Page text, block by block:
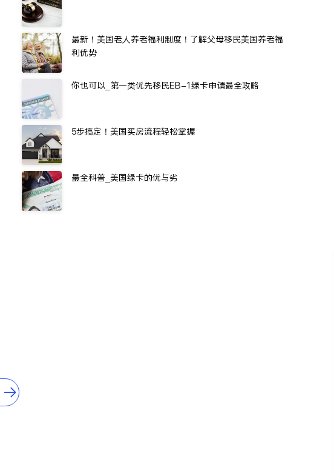
最新！美国老人养老福利制度！了解父母移民美国养老福
利优势
你也可以_第一类优先移民EB-1绿卡申请最全攻略
5步搞定！美国买房流程轻松掌握
最全科普_美国绿卡的优与劣